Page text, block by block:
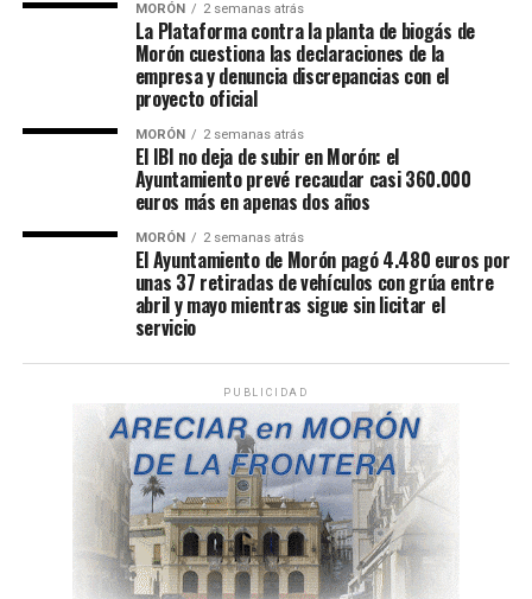
MORÓN 2 semanas atrás
La Plataforma contra la planta de biogás de
Morón cuestiona las declaraciones de la
empresa y denuncia discrepancias con el
proyecto oficial
MORÓN 2 semanas atrás
El IBI no deja de subir en Morón: el
Ayuntamiento prevé recaudar casi 360.000
euros más en apenas dos años
MORÓN 2 semanas atrás
El Ayuntamiento de Morón pagó 4.480 euros por
unas 37 retiradas de vehículos con grúa entre
abril y mayo mientras sigue sin licitar el
servicio
PUBLICIDAD